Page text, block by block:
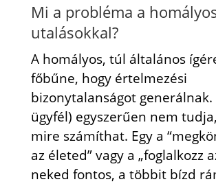
Mi a probléma a
utalásokkal?
A homályos, túl általános
főbűne, hogy értelmezési
bizonytalanságot generálnak.
ügyfél) egyszerűen nem
mire számíthat. Egy a
az életed” vagy a „foglalkozz
neked fontos, a többit bízd